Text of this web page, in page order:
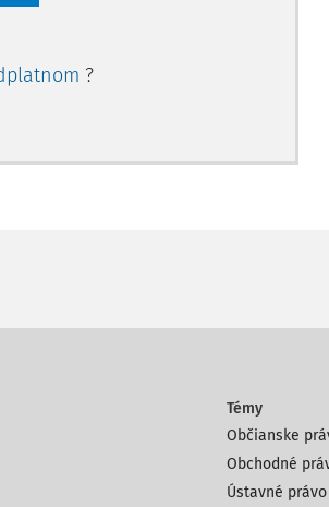
?
Témy
Občianske
Obchodné
Ústavné právo